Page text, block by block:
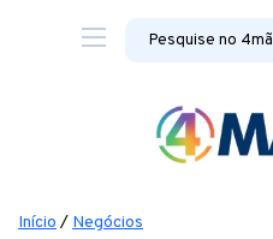
Início / Negócios